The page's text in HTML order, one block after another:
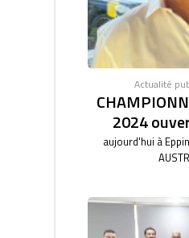
Actualité
2024
aujourd'hui à